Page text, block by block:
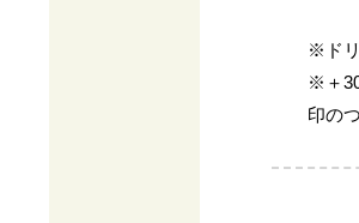
※ド
※＋
印の